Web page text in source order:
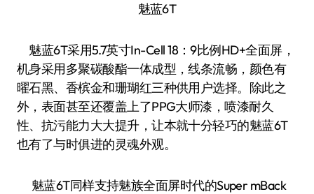
魅蓝6T
魅蓝6T采用5.7英寸In-Cell 18：9比例HD+全面屏，
机身采用多聚碳酸酯一体成型，线条流畅，颜色有
曜石黑、香槟金和珊瑚红三种供用户选择。除此之
外，表面甚至还覆盖上了PPG大师漆，喷漆耐久
性、抗污能力大大提升，让本就十分轻巧的魅蓝6T
也有了与时俱进的灵魂外观。
魅蓝6T同样支持魅族全面屏时代的Super mBack